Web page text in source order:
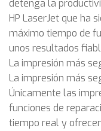
detenga la
HP LaserJet que ha
máximo tiempo de
unos resultados
La impresión más
La impresión más
Únicamente las
funciones de
tiempo real y